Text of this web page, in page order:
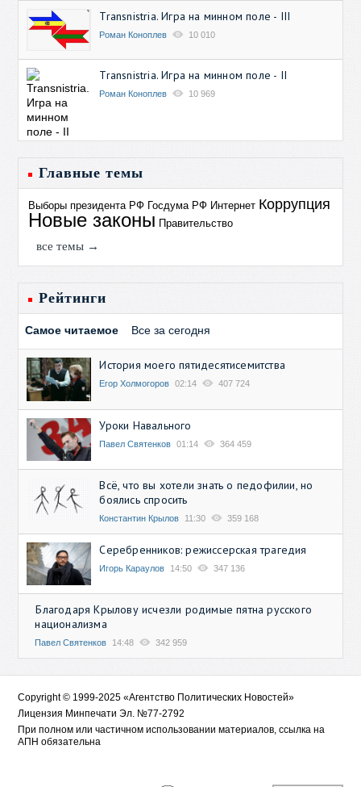
Transnistria. Игра на минном поле - III
Роман Коноплев 10 010
Transnistria. Игра на минном поле - II
Роман Коноплев 10 969
Главные темы
Выборы президента РФ Госдума РФ Интернет Коррупция
Новые законы Правительство
все темы →
Рейтинги
Самое читаемое Все за сегодня
История моего пятидесятисемитства
Егор Холмогоров 02:14 407 724
Уроки Навального
Павел Святенков 01:14 364 459
Всё, что вы хотели знать о педофилии, но
боялись спросить
Константин Крылов 11:30 359 168
Серебренников: режиссерская трагедия
Игорь Караулов 14:50 347 136
Благодаря Крылову исчезли родимые пятна русского
национализма
Павел Святенков 14:48 342 959
Copyright © 1999-2025 «Агентство Политических Новостей»
Лицензия Минпечати Эл. №77-2792
При полном или частичном использовании материалов, ссылка на
АПН обязательна